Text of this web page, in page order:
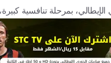
بمرحلة تنافسية